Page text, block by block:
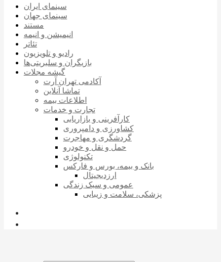
سینمای ایران
سینمای جهان
مستند
انیمیشن و انیمه
تئاتر
رادیو و تلویزیون
بازیگران و سلبریتی‌ها
گیشه مجلات
آکادمی تهران آرت
تماشا آنلاین
اطلاعات بیمه
تجارت و خدمات
کارآفرینی و بازاریابی
کشاورزی و دامپروری
گردشگری و مهاجرت
حمل و نقل و خودرو
تکنولوژی
بانک و بیمه، بورس و فارکس
ارزدیجیتال
عمومی و سبک زندگی
پزشکی، سلامت و زیبایی